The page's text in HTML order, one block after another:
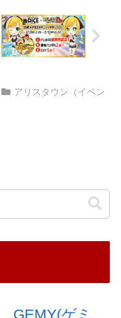
アリスタウン（イベン
GEMY(ゲミ